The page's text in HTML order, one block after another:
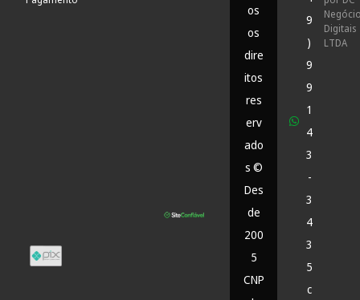
os
os
dire
itos
res
erv
ado
s ©
Des
de
200
5
CNP
9
)
9
9
1
4
3
-
3
4
3
5
c
Digitais
LTDA